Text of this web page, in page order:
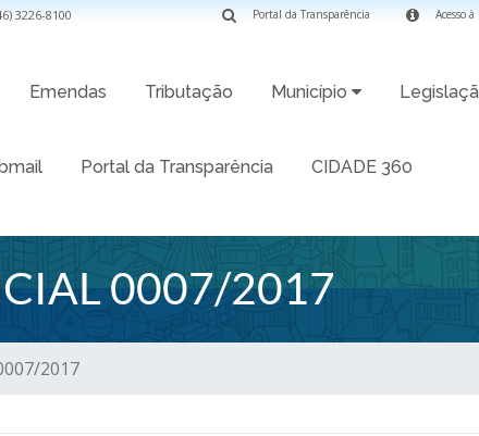
3226-8100 Acesso
Portal da Transparência
Emendas Tributação Município
Portal da Transparência CIDADE 360
0007/2017
2017